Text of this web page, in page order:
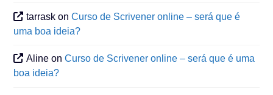
tarrask onCurso de Scrivener online – será que é
uma boa ideia?
Aline onCurso de Scrivener online – será que é uma
boa ideia?